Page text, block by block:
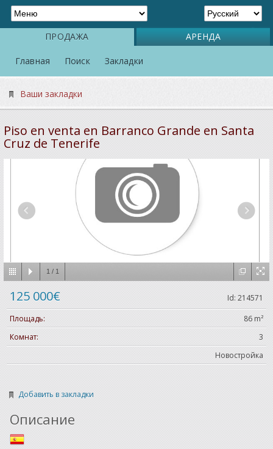
ПРОДАЖА АРЕНДА
Главная Поиск Закладки
Ваши закладки
Piso en venta en Barranco Grande en Santa
Cruz de Tenerife
1 / 1
Id: 214571
125 000€
Площадь:
86 m²
Комнат:
3
Новостройка
Добавить в закладки
Описание